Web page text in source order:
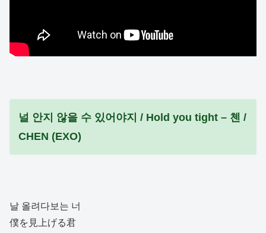
널 안지 않을 수 있어야지 / Hold you tight – 첸 /
CHEN (EXO)
날 올려다보는 너
僕を見上げる君